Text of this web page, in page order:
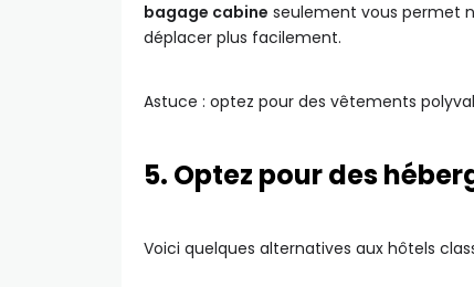
bagage cabine seulement vous permet
déplacer plus facilement.
Astuce : optez pour des vêtements
5. Optez pour des
Voici quelques alternatives aux hôtels